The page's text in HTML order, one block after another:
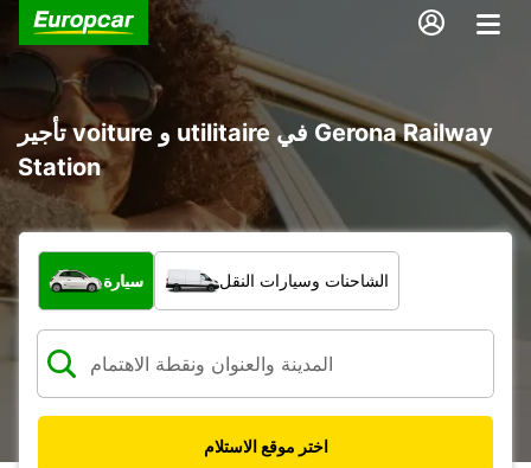
تأجير voiture و utilitaire في Gerona Railway
Station
ما نوع المركبة؟
سيارة الشاحنات وسيارات النقل
اختر موقع الاستلام